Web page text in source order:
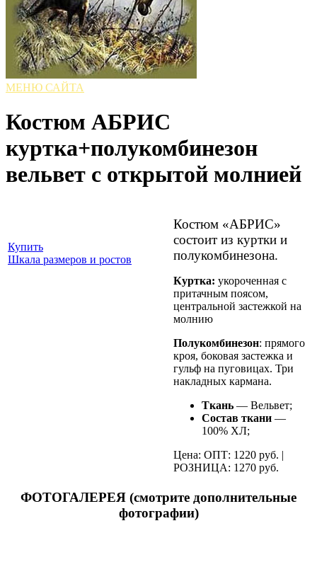
МЕНЮ САЙТА
Костюм АБРИС
куртка+полукомбинезон
вельвет с открытой молнией
Купить
Шкала размеров и ростов
Костюм «АБРИС»
состоит из куртки и
полукомбинезона.
Куртка: укороченная с
притачным поясом,
центральной застежкой на
молнию
Полукомбинезон: прямого
кроя, боковая застежка и
гульф на пуговицах. Три
накладных кармана.
Ткань — Вельвет;
Состав ткани —
100% ХЛ;
Цена: ОПТ: 1220 руб. |
РОЗНИЦА: 1270 руб.
ФОТОГАЛЕРЕЯ (смотрите дополнительные
фотографии)